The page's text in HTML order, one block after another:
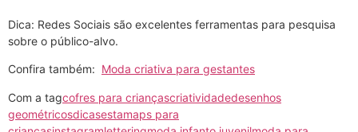
Dica: Redes Sociais são excelentes ferramentas para pesquisa
sobre o público-alvo.
Confira também: Moda criativa para gestantes
Com a tagcofres para criançascriatividadedesenhos
geométricosdicasestamaps para